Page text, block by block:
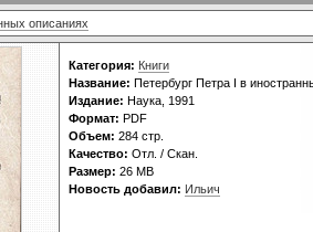
описаниях
Категория: Книги
Название: Петербург Петра I в
Издание: Наука, 1991
Формат: PDF
Объем: 284 стр.
Качество: Отл. / Скан.
Размер: 26 МВ
Новость добавил: Ильич